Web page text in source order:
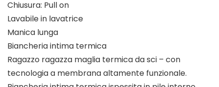
Chiusura: Pull on
Lavabile in lavatrice
Manica lunga
Biancheria intima termica
Ragazzo ragazza maglia termica da sci – con
tecnologia a membrana altamente funzionale.